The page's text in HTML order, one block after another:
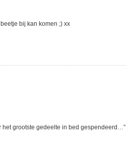
bij kan komen ;) xx
het grootste gedeelte in bed gespendeerd…”